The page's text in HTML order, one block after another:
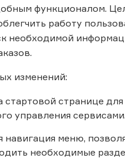
функционалом.
работу
необходимой
изменений:
странице для
управления сервисами.
навигация меню,
необходимые